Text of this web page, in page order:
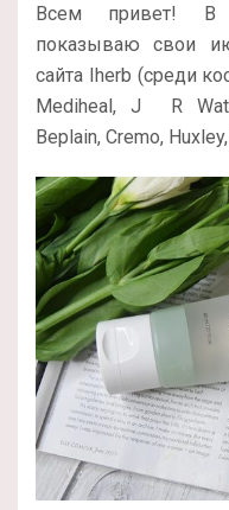
Всем привет! В
показываю свои
сайта Iherb (среди
Mediheal, J
R
Beplain, Cremo,